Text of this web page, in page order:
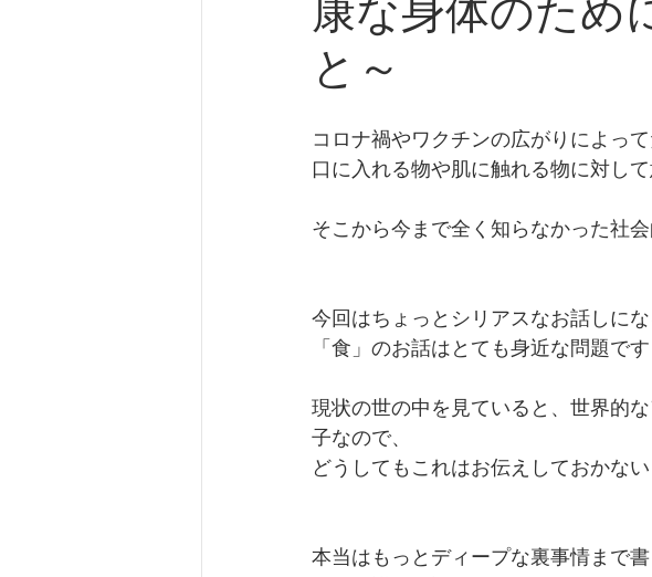
食とスピリチュアリティ aquamanaよりお知らせ
と～
コロナ禍やワクチンの広がりによっ
口に入れる物や肌に触れる物に対し
そこから今まで全く知らなかった社
今回はちょっとシリアスなお話しに
「食」のお話はとても身近な問題です
現状の世の中を見ていると、世界的
子なので、
どうしてもこれはお伝えしておかな
本当はもっとディープな裏事情まで